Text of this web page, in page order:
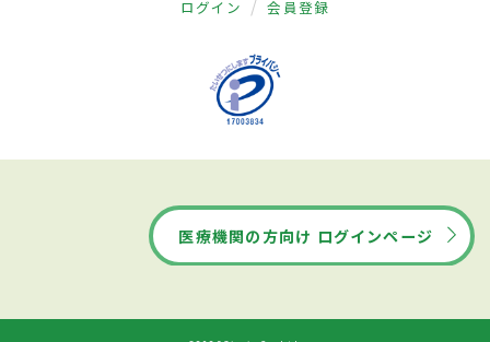
ログイン 会員登録
医療機関の方向け ログインページ